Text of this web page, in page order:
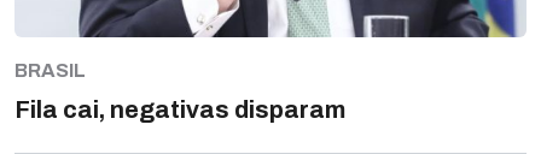
BRASIL
Fila cai, negativas disparam